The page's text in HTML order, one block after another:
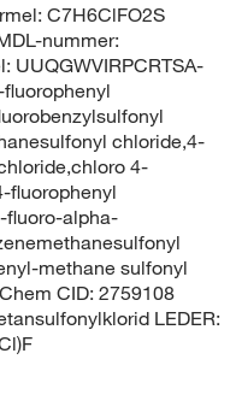
C7H6ClFO2S
nummer:
UUQGWVIRPCRTSA-
fluorophenyl
chloride,4-
4-
fluorophenyl
fluoro-alpha-
methane sulfonyl
CID: 2759108
LEDER: